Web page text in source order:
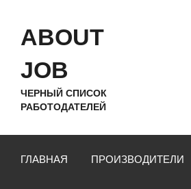
ABOUT
JOB
ЧЕРНЫЙ СПИСОК
РАБОТОДАТЕЛЕЙ
ГЛАВНАЯ ПРОИЗВОДИТЕЛИ